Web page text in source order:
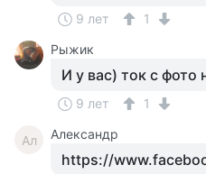
9 лет
1
Рыжик
И у вас) ток с фото
9 лет 1
Ал Александр
https://